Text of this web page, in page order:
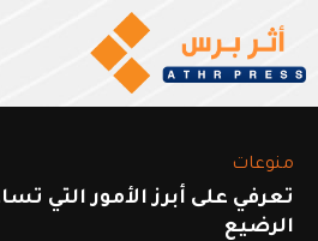
منوعات
تعرفي على أبرز الأمور التي
الرضيع